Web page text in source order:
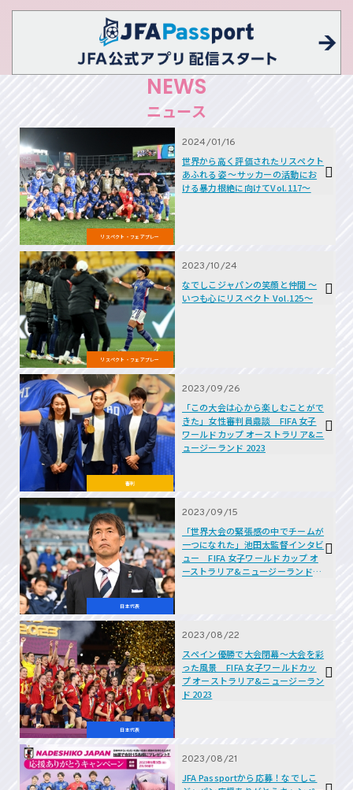
NEWS
ニュース
リスペクト・フェアプレー
2024/01/16
世界から高く評価されたリスペクト
あふれる姿 ～サッカーの活動にお
ける暴力根絶に向けてVol.117～
リスペクト・フェアプレー
2023/10/24
なでしこジャパンの笑顔と仲間 ～
いつも心にリスペクト Vol.125～
審判
2023/09/26
「この大会は心から楽しむことがで
きた」女性審判員鼎談 FIFA 女子
ワールドカップ オーストラリア&ニ
ュージーランド 2023
日本代表
2023/09/15
「世界大会の緊張感の中でチームが
一つになれた」池田太監督インタビ
ュー FIFA 女子ワールドカップ オ
ーストラリア&ニュージーランド
日本代表
2023/08/22
スペイン優勝で大会閉幕～大会を彩
った風景 FIFA 女子ワールドカッ
プ オーストラリア&ニュージーラン
ド 2023
2023/08/21
JFA Passportから応募！なでしこ